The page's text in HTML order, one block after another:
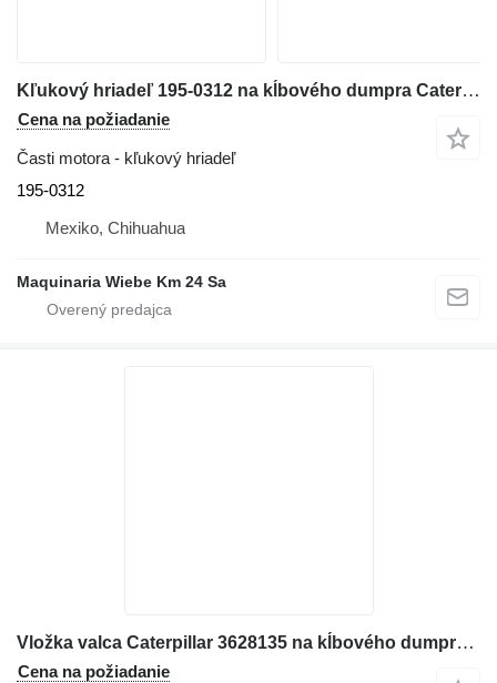
Kľukový hriadeľ 195-0312 na kĺbového dumpra Caterpillar 740
Cena na požiadanie
Časti motora - kľukový hriadeľ
195-0312
Mexiko, Chihuahua
Maquinaria Wiebe Km 24 Sa
Vložka valca Caterpillar 3628135 na kĺbového dumpra Caterpillar 725, 725C, 730
Cena na požiadanie